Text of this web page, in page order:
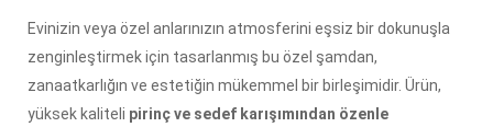
Evinizin veya özel anlarınızın atmosferini eşsiz bir dokunuşla
zenginleştirmek için tasarlanmış bu özel şamdan,
zanaatkarlığın ve estetiğin mükemmel bir birleşimidir. Ürün,
yüksek kaliteli pirinç ve sedef karışımından özenle